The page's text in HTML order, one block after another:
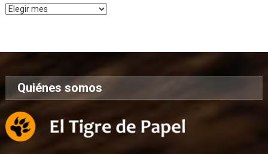
Archivo
Quiénes somos